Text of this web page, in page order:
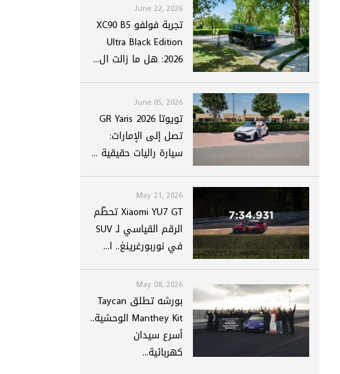
June 22, 2026
تجربة فولفو XC90 B5
Ultra Black Edition
2026: هل ما زالت ال...
June 05, 2026
تويوتا GR Yaris 2026
تصل إلى الإمارات:
سيارة راليات حقيقية ...
May 21, 2026
Xiaomi YU7 GT تحطّم
الرقم القياسي لـ SUV
في نوربورغرينغ.. ا...
May 08, 2026
بورشه تطلق Taycan
Manthey Kit الوحشية..
أسرع سيدان
كهربائية...